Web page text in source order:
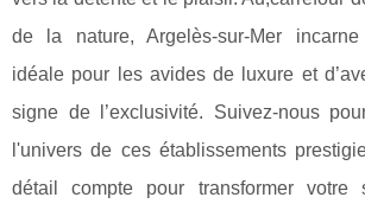
de la nature, Argelès-sur-Mer
idéale pour les avides de luxure et
signe de l’exclusivité. Suivez-nous
l'univers de ces établissements
détail compte pour transformer votre